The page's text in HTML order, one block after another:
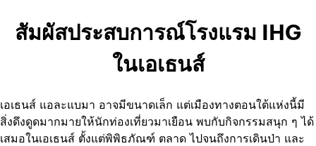
สัมผัสประสบการณ์โรงแรม IHG
ในเอเธนส์
เอเธนส์ แอละแบมา อาจมีขนาดเล็ก แต่เมืองทางตอนใต้แห่งนี้มี
สิ่งดึงดูดมากมายให้นักท่องเที่ยวมาเยือน พบกับกิจกรรมสนุก ๆ ได้
เสมอในเอเธนส์ ตั้งแต่พิพิธภัณฑ์ ตลาด ไปจนถึงการเดินป่า และ